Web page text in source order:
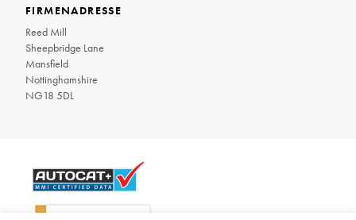
FIRMENADRESSE
Reed Mill
Sheepbridge Lane
Mansfield
Nottinghamshire
NG18 5DL